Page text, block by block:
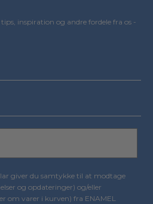
inspiration og andre fordele fra os -
giver du samtykke til at modtage
og opdateringer) og/eller
om varer i kurven) fra ENAMEL